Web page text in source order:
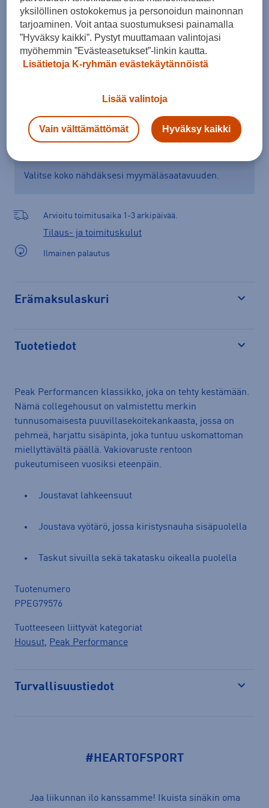
Kokotaulukko
Lisää ostoskoriin
Tarkista saatavuus ja tilaa myymälästä
Verkkokauppa: SaatavillaMyymälät: Saatavilla
Valitse koko nähdäksesi myymäläsaatavuuden.
Arvioitu toimitusaika 1-3 arkipäivää.
Tilaus- ja toimituskulut
Ilmainen palautus
Erämaksulaskuri
Tuotetiedot
Peak Performancen klassikko, joka on tehty kestämään.
Nämä collegehousut on valmistettu merkin
tunnusomaisesta puuvillasekoitekankaasta, jossa on
pehmeä, harjattu sisäpinta, joka tuntuu uskomattoman
miellyttävältä päällä. Vakiovaruste rentoon
pukeutumiseen vuosiksi eteenpäin.
Joustavat lahkeensuut
Joustava vyötärö, jossa kiristysnauha sisäpuolella
Taskut sivuilla sekä takatasku oikealla puolella
Tuotenumero
PPEG79576
Tuotteeseen liittyvät kategoriat
Housut, Peak Performance
Turvallisuustiedot
#HEARTOFSPORT
Jaa liikunnan ilo kanssamme! Ikuista sinäkin oma
yksilöllinen ostokokemus ja personoidun mainonnan
tarjoaminen. Voit antaa suostumuksesi painamalla
”Hyväksy kaikki”. Pystyt muuttamaan valintojasi
myöhemmin ”Evästeasetukset”-linkin kautta.
Lisätietoja K-ryhmän evästekäytännöistä
Lisää valintoja
Vain välttämättömät Hyväksy kaikki